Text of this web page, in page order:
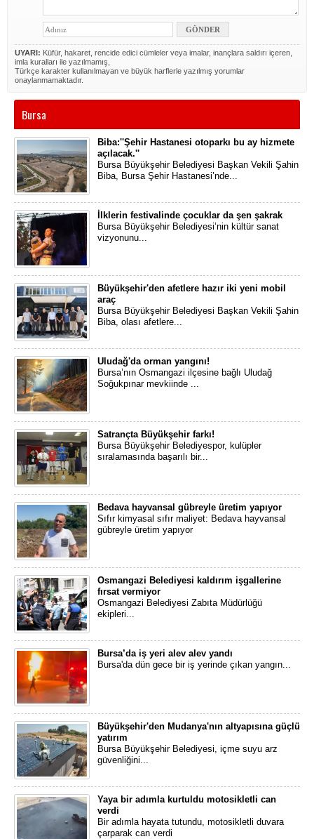
UYARI: Küfür, hakaret, rencide edici cümleler veya imalar, inançlara saldırı içeren,
imla kuralları ile yazılmamış,
Türkçe karakter kullanılmayan ve büyük harflerle yazılmış yorumlar
onaylanmamaktadır.
Bursa
Biba:''Şehir Hastanesi otoparkı bu ay hizmete
açılacak.''
​Bursa Büyükşehir Belediyesi Başkan Vekili Şahin
Biba, Bursa Şehir Hastanesi’nde...
İlklerin festivalinde çocuklar da şen şakrak
Bursa Büyükşehir Belediyesi’nin kültür sanat
vizyonunu...
Büyükşehir'den afetlere hazır iki yeni mobil
araç
Bursa Büyükşehir Belediyesi Başkan Vekili Şahin
Biba, olası afetlere...
Uludağ'da orman yangını!
Bursa’nın Osmangazi ilçesine bağlı Uludağ
Soğukpınar mevkiinde ...
Satrançta Büyükşehir farkı!
Bursa Büyükşehir Belediyespor, kulüpler
sıralamasında başarılı bir...
Bedava hayvansal gübreyle üretim yapıyor
Sıfır kimyasal sıfır maliyet: Bedava hayvansal
gübreyle üretim yapıyor
Osmangazi Belediyesi kaldırım işgallerine
fırsat vermiyor
Osmangazi Belediyesi Zabıta Müdürlüğü
ekipleri...
Bursa’da iş yeri alev alev yandı
Bursa'da dün gece bir iş yerinde çıkan yangın...
Büyükşehir'den Mudanya'nın altyapısına güçlü
yatırım
Bursa Büyükşehir Belediyesi, içme suyu arz
güvenliğini...
Yaya bir adımla kurtuldu motosikletli can
verdi
Bir adımla hayata tutundu, motosikletli duvara
çarparak can verdi